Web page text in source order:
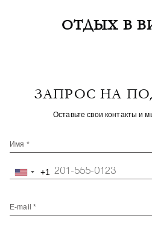
ОТДЫХ В
ЗАПРОС НА
Оставьте свои контакты и
Имя *
United+1
E-mail *